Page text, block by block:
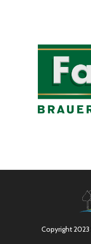
Copyright 2023